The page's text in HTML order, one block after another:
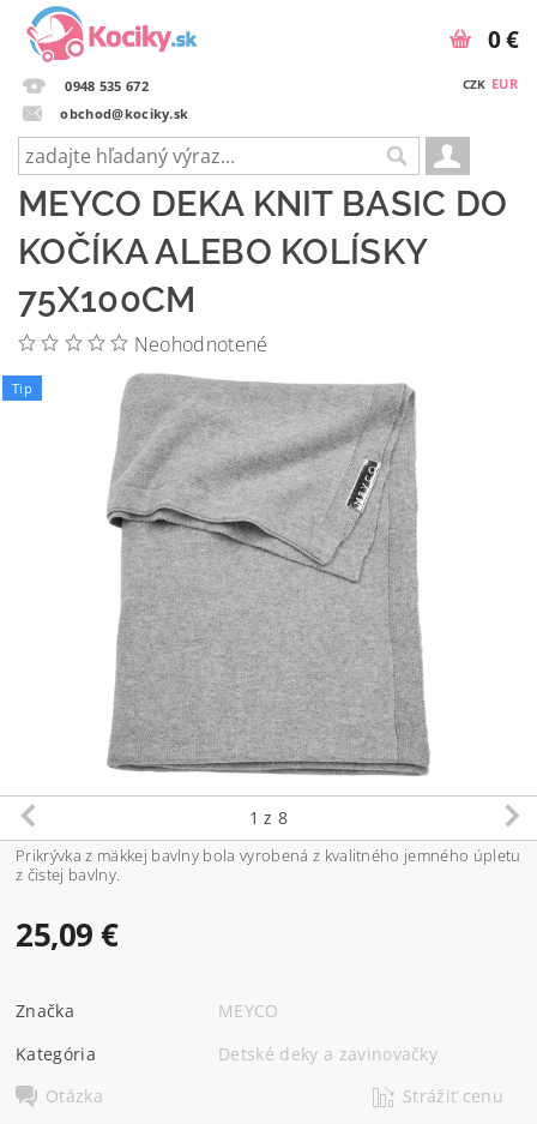
0948 535 672
obchod@kociky.sk
CZK EUR
0 €
MEYCO DEKA KNIT BASIC DO
KOČÍKA ALEBO KOLÍSKY
75X100CM
Neohodnotené
Tip
1 z 8
Prikrývka z mäkkej bavlny bola vyrobená z kvalitného jemného úpletu
z čistej bavlny.
25,09 €
Značka
MEYCO
Kategória
Detské deky a zavinovačky
Otázka
Strážiť cenu